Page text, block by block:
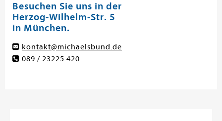
Besuchen Sie uns in der
Herzog-Wilhelm-Str. 5
in München.
kontakt@michaelsbund.de
089 / 23225 420